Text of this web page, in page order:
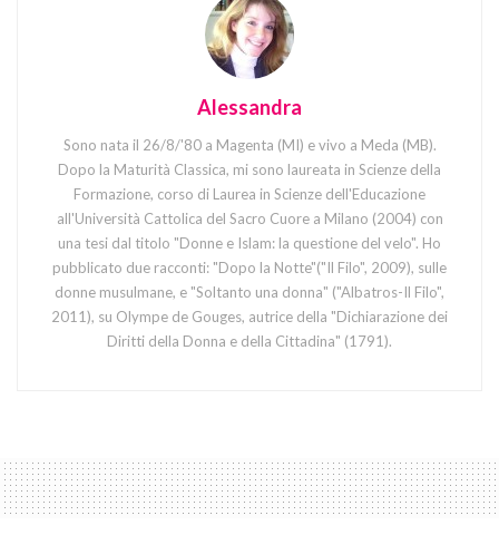
Alessandra
Sono nata il 26/8/'80 a Magenta (MI) e vivo a Meda (MB).
Dopo la Maturità Classica, mi sono laureata in Scienze della
Formazione, corso di Laurea in Scienze dell'Educazione
all'Università Cattolica del Sacro Cuore a Milano (2004) con
una tesi dal titolo "Donne e Islam: la questione del velo". Ho
pubblicato due racconti: "Dopo la Notte"("Il Filo", 2009), sulle
donne musulmane, e "Soltanto una donna" ("Albatros-Il Filo",
2011), su Olympe de Gouges, autrice della "Dichiarazione dei
Diritti della Donna e della Cittadina" (1791).